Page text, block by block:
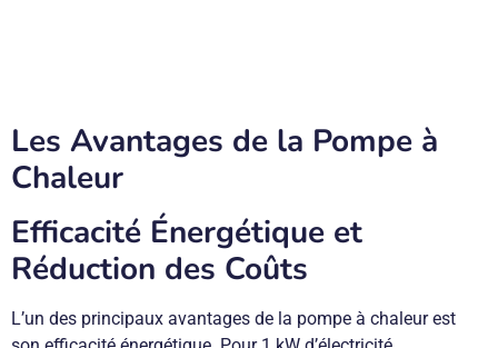
Les Avantages de la Pompe à
Chaleur
Efficacité Énergétique et
Réduction des Coûts
L’un des principaux avantages de la pompe à chaleur est